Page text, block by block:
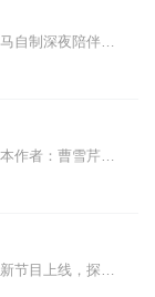
欢迎各位关注和订阅我参与创作的喜马自制深夜陪伴谈话栏目《听你说·百态人声》【听你说·百态人声】每晚直播连线真实人间故事|叶文现场互动中|人间冷暖，抱团取暖每周...
《红楼梦》原文朗读，程甲本、庚辰本作者：曹雪芹，朗读：白云出岫、蓝色百合《红楼梦》程甲本和庚辰本是该书两大重要版本。程甲本由程伟元和高鹗于乾隆五十六年（1791...
感动的、治愈的、伴你入眠的好故事新节目上线，探索现实世界的无尽魅力，追求对生活的真实记录《听见人间真相》（点击名称，直达专辑）网易人间故事集持续更新中，邀您关注...